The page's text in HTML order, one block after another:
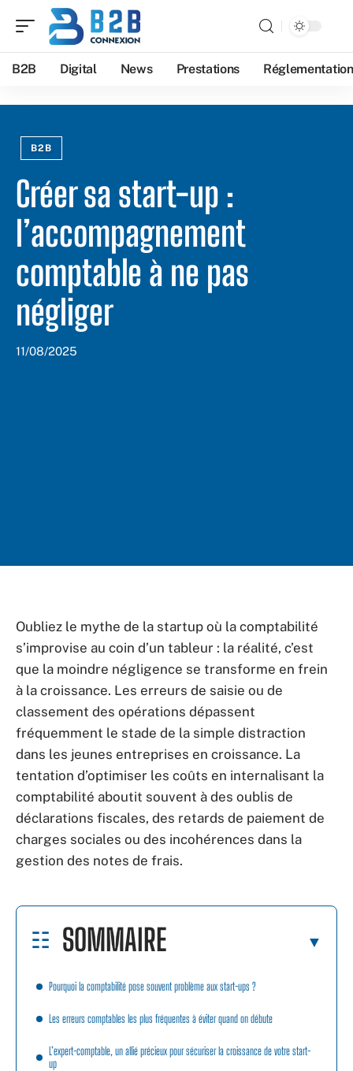
B2B Digital News Prestations Réglementation
B2B
Créer sa start-up :
l’accompagnement
comptable à ne pas
négliger
11/08/2025
Oubliez le mythe de la startup où la comptabilité
s’improvise au coin d’un tableur : la réalité, c’est
que la moindre négligence se transforme en frein
à la croissance. Les erreurs de saisie ou de
classement des opérations dépassent
fréquemment le stade de la simple distraction
dans les jeunes entreprises en croissance. La
tentation d’optimiser les coûts en internalisant la
comptabilité aboutit souvent à des oublis de
déclarations fiscales, des retards de paiement de
charges sociales ou des incohérences dans la
gestion des notes de frais.
SOMMAIRE
Pourquoi la comptabilité pose souvent problème aux start-ups ?
Les erreurs comptables les plus fréquentes à éviter quand on débute
L’expert-comptable, un allié précieux pour sécuriser la croissance de votre start-
up